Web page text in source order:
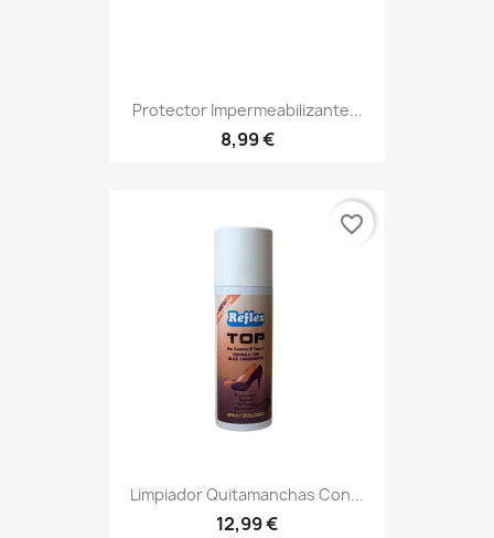
Protector Impermeabilizante...
8,99 €
Limpiador Quitamanchas Con...
12,99 €
favorite_border